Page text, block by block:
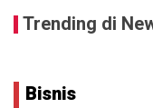
Trending di
Bisnis